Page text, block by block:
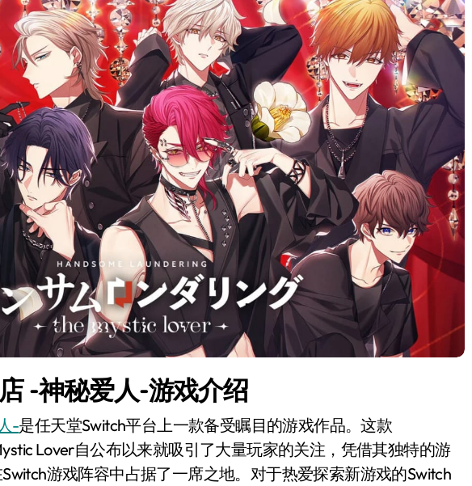
-神秘爱人-游戏介绍
-是任天堂Switch平台上一款备受瞩目的游戏作品。这款
Lover自公布以来就吸引了大量玩家的关注，凭借其独特的游
游戏阵容中占据了一席之地。对于热爱探索新游戏的Switch